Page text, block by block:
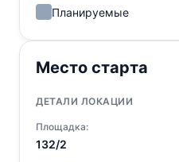
Планируемые
Место старта
ДЕТАЛИ ЛОКАЦИИ
Площадка:
132/2